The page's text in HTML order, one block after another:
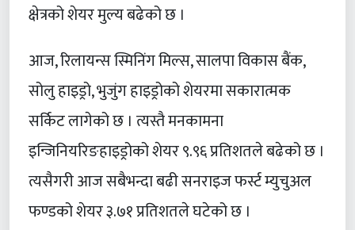
क्षेत्रको शेयर मुल्य बढेको छ ।
आज, रिलायन्स स्मिनिंग मिल्स, सालपा विकास बैंक,
सोलु हाइड्रो, भुजुंग हाइड्रोको शेयरमा सकारात्मक
सर्किट लागेको छ । त्यस्तै मनकामना
इन्जिनियरिङहाइड्रोको शेयर ९.९६ प्रतिशतले बढेको छ ।
त्यसैगरी आज सबैभन्दा बढी सनराइज फर्स्ट म्युचुअल
फण्डको शेयर ३.७१ प्रतिशतले घटेको छ ।